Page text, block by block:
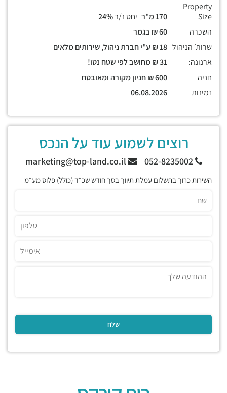
Property
Size
יחס נ/ב
השכרה
שרות׳ הניהול
ארנונה:
חניה
זמינות
רוצים לשמוע עוד על הנכס
052-8235002
השירות כרוך בתשלום עמלת תיווך בסך חודש שכ״ד (כולל) פלוס מע״מ